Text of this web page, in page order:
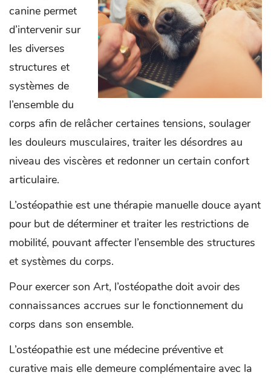
canine permet
d’intervenir sur
les diverses
structures et
systèmes de
l’ensemble du
corps afin de relâcher certaines tensions, soulager
les douleurs musculaires, traiter les désordres au
niveau des viscères et redonner un certain confort
articulaire.
L’ostéopathie est une thérapie manuelle douce ayant
pour but de déterminer et traiter les restrictions de
mobilité, pouvant affecter l’ensemble des structures
et systèmes du corps.
Pour exercer son Art, l’ostéopathe doit avoir des
connaissances accrues sur le fonctionnement du
corps dans son ensemble.
L’ostéopathie est une médecine préventive et
curative mais elle demeure complémentaire avec la